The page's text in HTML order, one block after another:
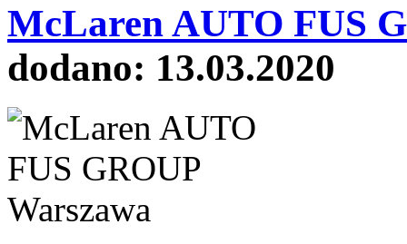
McLaren AUTO FUS
dodano: 13.03.2020